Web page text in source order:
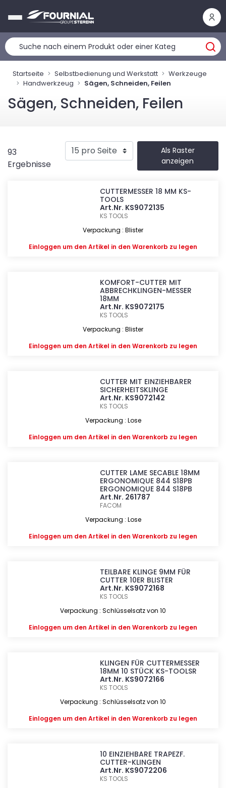
Startseite Selbstbedienung und Werkstatt
Werkzeuge
Handwerkzeug
Sägen, Schneiden, Feilen
Sägen, Schneiden, Feilen
93
Ergebnisse
Als Raster
anzeigen
CUTTERMESSER 18 MM KS-
TOOLS
Art.Nr. KS9072135
KS TOOLS
Verpackung : Blister
Einloggen um den Artikel in den Warenkorb zu legen
KOMFORT-CUTTER MIT
ABBRECHKLINGEN-MESSER
18MM
Art.Nr. KS9072175
KS TOOLS
Verpackung : Blister
Einloggen um den Artikel in den Warenkorb zu legen
CUTTER MIT EINZIEHBARER
SICHERHEITSKLINGE
Art.Nr. KS9072142
KS TOOLS
Verpackung : Lose
Einloggen um den Artikel in den Warenkorb zu legen
CUTTER LAME SECABLE 18MM
ERGONOMIQUE 844 S18PB
ERGONOMIQUE 844 S18PB
Art.Nr. 261787
FACOM
Verpackung : Lose
Einloggen um den Artikel in den Warenkorb zu legen
TEILBARE KLINGE 9MM FÜR
CUTTER 10ER BLISTER
Art.Nr. KS9072168
KS TOOLS
Verpackung : Schlüsselsatz von 10
Einloggen um den Artikel in den Warenkorb zu legen
KLINGEN FÜR CUTTERMESSER
18MM 10 STÜCK KS-TOOLSR
Art.Nr. KS9072166
KS TOOLS
Verpackung : Schlüsselsatz von 10
Einloggen um den Artikel in den Warenkorb zu legen
10 EINZIEHBARE TRAPEZF.
CUTTER-KLINGEN
Art.Nr. KS9072206
KS TOOLS